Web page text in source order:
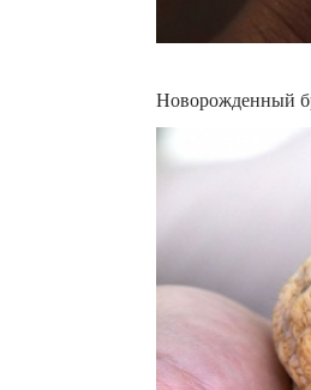
Новорожденный